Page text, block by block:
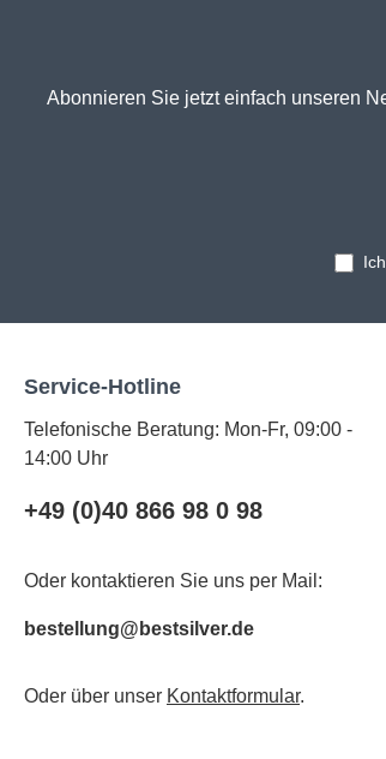
Abonnieren Sie jetzt einfach unseren
Service-Hotline
Telefonische Beratung: Mon-Fr, 09:00 -
14:00 Uhr
+49 (0)40 866 98 0 98
Oder kontaktieren Sie uns per Mail:
bestellung@bestsilver.de
Oder über unser Kontaktformular.